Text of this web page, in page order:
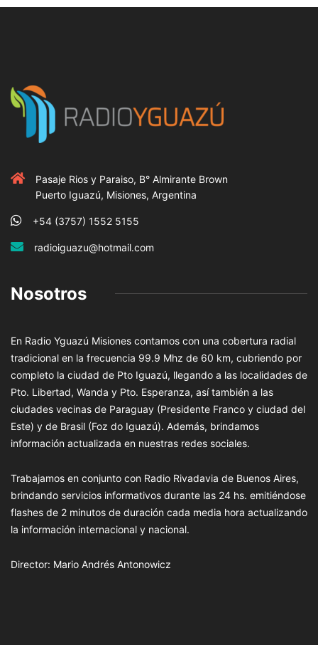
Pasaje Rios y Paraiso, B° Almirante Brown
Puerto Iguazú, Misiones, Argentina
+54 (3757) 1552 5155
radioiguazu@hotmail.com
Nosotros
En Radio Yguazú Misiones contamos con una cobertura radial
tradicional en la frecuencia 99.9 Mhz de 60 km, cubriendo por
completo la ciudad de Pto Iguazú, llegando a las localidades de
Pto. Libertad, Wanda y Pto. Esperanza, así también a las
ciudades vecinas de Paraguay (Presidente Franco y ciudad del
Este) y de Brasil (Foz do Iguazú). Además, brindamos
información actualizada en nuestras redes sociales.
Trabajamos en conjunto con Radio Rivadavia de Buenos Aires,
brindando servicios informativos durante las 24 hs. emitiéndose
flashes de 2 minutos de duración cada media hora actualizando
la información internacional y nacional.
Director: Mario Andrés Antonowicz